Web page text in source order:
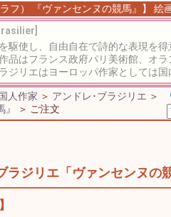
フ） 『ヴァンセンヌの競馬』】 絵
駆使し、自由自在で詩的な表現を
品はフランス政府パリ美術館、オ
ジリエはヨーロッパ作家としては
人作家 ＞ アンドレ･ブラジリエ ＞
＞ ご注文
ラジリエ「ヴァンセンヌの